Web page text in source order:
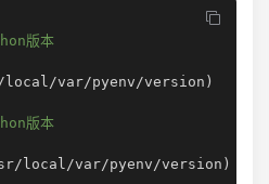
版本
var/pyenv/version )
版本
local/var/pyenv/version )